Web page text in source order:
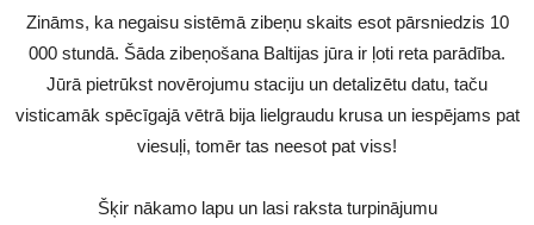
Zināms, ka negaisu sistēmā zibeņu skaits esot pārsniedzis 10
000 stundā. Šāda zibeņošana Baltijas jūra ir ļoti reta parādība.
Jūrā pietrūkst novērojumu staciju un detalizētu datu, taču
visticamāk spēcīgajā vētrā bija lielgraudu krusa un iespējams pat
viesuļi, tomēr tas neesot pat viss!
Šķir nākamo lapu un lasi raksta turpinājumu